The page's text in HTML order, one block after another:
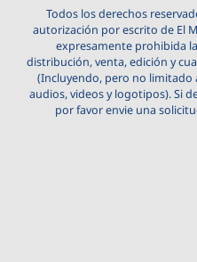
Todos los derechos
autorización por escrito de El
expresamente prohibida
distribución, venta, edición y
(Incluyendo, pero no
audios, videos y logotipos). Si
por favor envie una